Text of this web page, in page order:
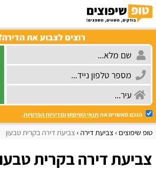
רוצים לצבוע את
הנכם מאשרים את תנאי השימושומדיניות הפרטיות.
טופ שיפוצים צביעת דירה צביעת דירה בקרית טבעון
צביעת דירה בקרית